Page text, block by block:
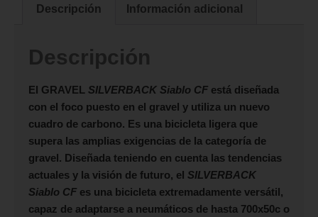
Descripción Información adicional
Descripción
El GRAVEL SILVERBACK Siablo CF está diseñada
con el foco puesto en el gravel y utiliza un nuevo
cuadro de carbono. Es una bicicleta ligera que
supera las amplias exigencias de la categoría de
gravel. Diseñada teniendo en cuenta las tendencias
actuales y la visión de futuro, el SILVERBACK
Siablo CF es una bicicleta extremadamente versátil,
capaz de adaptarse a neumáticos de hasta 700x50c o